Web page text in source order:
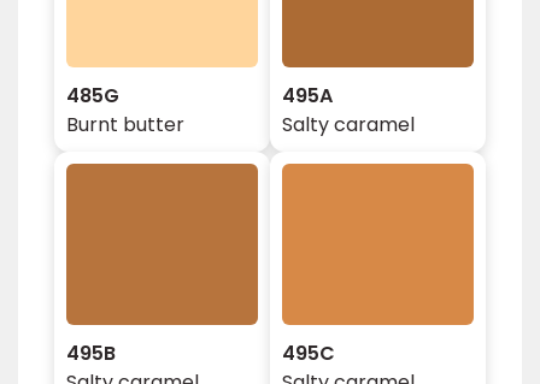
485G
Burnt butter
495A
Salty caramel
495B
495C